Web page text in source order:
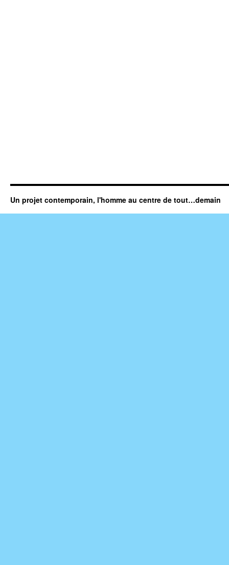
Un projet contemporain, l'homme au centre de tout…demain